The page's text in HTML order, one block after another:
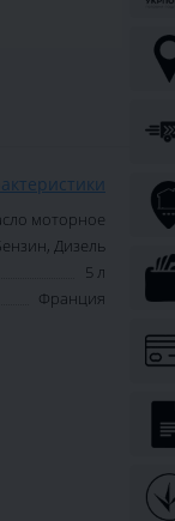
моторное
Дизель
5 л
Франция